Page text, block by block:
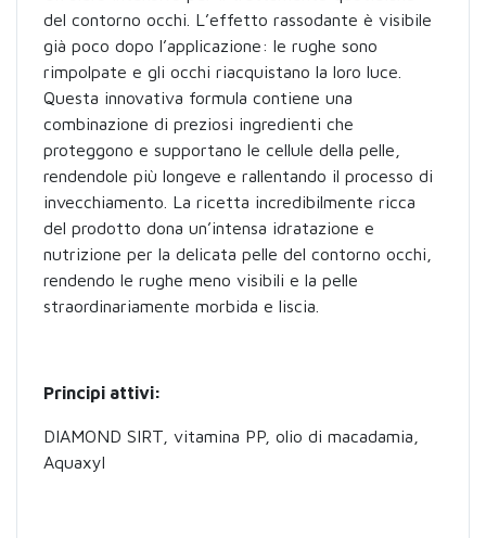
del contorno occhi. L’effetto rassodante è visibile
già poco dopo l’applicazione: le rughe sono
rimpolpate e gli occhi riacquistano la loro luce.
Questa innovativa formula contiene una
combinazione di preziosi ingredienti che
proteggono e supportano le cellule della pelle,
rendendole più longeve e rallentando il processo di
invecchiamento. La ricetta incredibilmente ricca
del prodotto dona un’intensa idratazione e
nutrizione per la delicata pelle del contorno occhi,
rendendo le rughe meno visibili e la pelle
straordinariamente morbida e liscia.
Principi attivi:
DIAMOND SIRT, vitamina PP, olio di macadamia,
Aquaxyl